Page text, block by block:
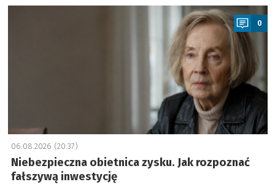
a
0
06.08.2026 (20:37)
Niebezpieczna obietnica zysku. Jak rozpoznać
fałszywą inwestycję